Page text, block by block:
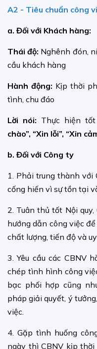
A2 - Tiêu chuẩn công
a. Đối với Khách hàng:
Thái độ: Nghênh đón,
cầu khách hàng
Hành động: Kịp thời
tình, chu đáo
Lời nói: Thực hiện tốt
chào”, “Xin lỗi”, “Xin
b. Đối với Công ty
1. Phải trung thành với
cống hiến vì sự tồn tại
2. Tuân thủ tốt Nội
hướng dẫn công việc
chất lượng, tiến độ và
3. Yêu cầu các CBNV
chép tình hình công
bạc phối hợp cũng
pháp giải quyết, ý
việc.
4. Gặp tình huống
ngày thì CBNV kịp